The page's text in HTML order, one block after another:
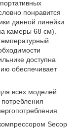
понравится
данной линейки
камеры 68 см).
доступна
обеспечивает
всех моделей
Secop